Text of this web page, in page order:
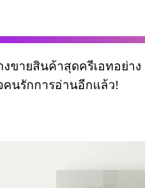
ขายสินค้าสุดครีเอทอย่าง
คนรักการอ่านอีกแล้ว!